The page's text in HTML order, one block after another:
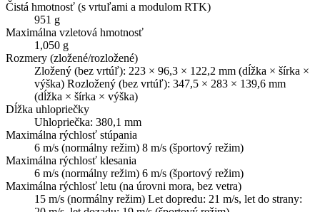
Čistá hmotnosť (s vrtuľami a modulom RTK)
951 g
Maximálna vzletová hmotnosť
1,050 g
Rozmery (zložené/rozložené)
Zložený (bez vrtúľ): 223 × 96,3 × 122,2 mm (dĺžka × šírka ×
výška) Rozložený (bez vrtúľ): 347,5 × 283 × 139,6 mm
(dĺžka × šírka × výška)
Dĺžka uhlopriečky
Uhlopriečka: 380,1 mm
Maximálna rýchlosť stúpania
6 m/s (normálny režim) 8 m/s (športový režim)
Maximálna rýchlosť klesania
6 m/s (normálny režim) 6 m/s (športový režim)
Maximálna rýchlosť letu (na úrovni mora, bez vetra)
15 m/s (normálny režim) Let dopredu: 21 m/s, let do strany: